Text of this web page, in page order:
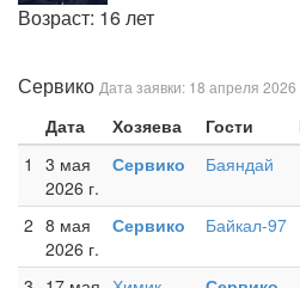
Возраст: 16 лет
Сервико Дата заявки: 18 апреля 2026
Дата Хозяева Гости
1
3 мая
2026 г.
Сервико Баяндай
2 8 мая
2026 г.
Сервико Байкал-97